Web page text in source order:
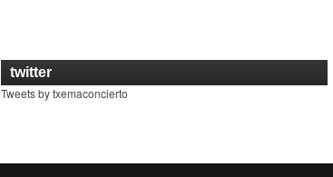
twitter
Tweets by txemaconcierto